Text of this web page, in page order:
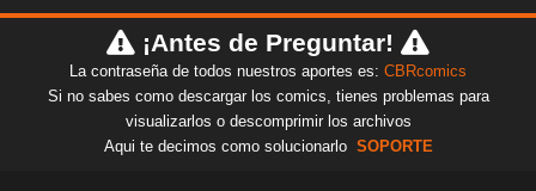
¡Antes de Preguntar!
La contraseña de todos nuestros aportes es: CBRcomics
Si no sabes como descargar los comics, tienes problemas para
visualizarlos o descomprimir los archivos
Aqui te decimos como solucionarlo SOPORTE